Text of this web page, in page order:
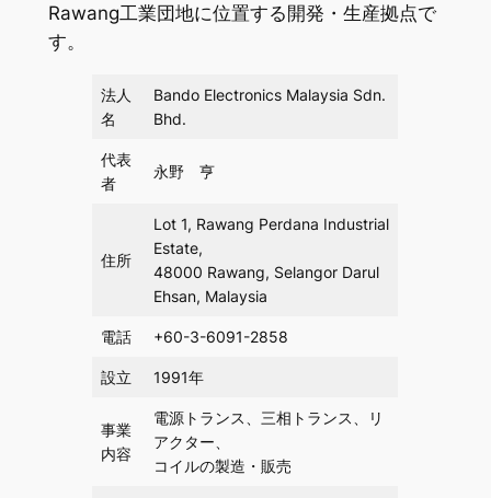
Rawang工業団地に位置する開発・生産拠点で
す。
法人
名
Bando Electronics Malaysia Sdn.
Bhd.
代表
者
永野 亨
住所
Lot 1, Rawang Perdana Industrial
Estate,
48000 Rawang, Selangor Darul
Ehsan, Malaysia
電話 +60-3-6091-2858
設立 1991年
事業
内容
電源トランス、三相トランス、リ
アクター、
コイルの製造・販売